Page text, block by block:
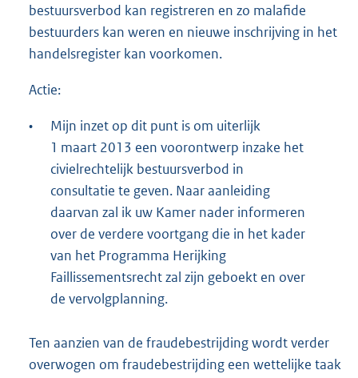
bestuursverbod kan registreren en zo malafide
bestuurders kan weren en nieuwe inschrijving in het
handelsregister kan voorkomen.
Actie:
•
Mijn inzet op dit punt is om uiterlijk
1 maart 2013 een voorontwerp inzake het
civielrechtelijk bestuursverbod in
consultatie te geven. Naar aanleiding
daarvan zal ik uw Kamer nader informeren
over de verdere voortgang die in het kader
van het Programma Herijking
Faillissementsrecht zal zijn geboekt en over
de vervolgplanning.
Ten aanzien van de fraudebestrijding wordt verder
overwogen om fraudebestrijding een wettelijke taak